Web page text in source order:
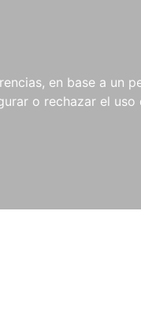
en base a un
o rechazar el
NOVEDADES